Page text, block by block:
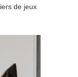
de jeux